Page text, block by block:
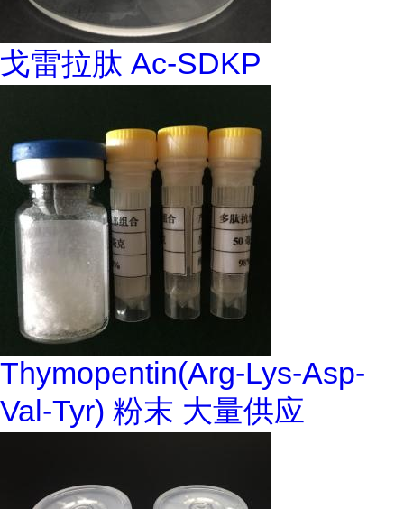
戈雷拉肽 Ac-SDKP
Thymopentin(Arg-Lys-Asp-
Val-Tyr) 粉末 大量供应